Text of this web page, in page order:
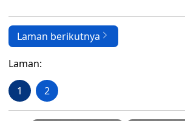
Laman berikutnya
Laman:
1 2